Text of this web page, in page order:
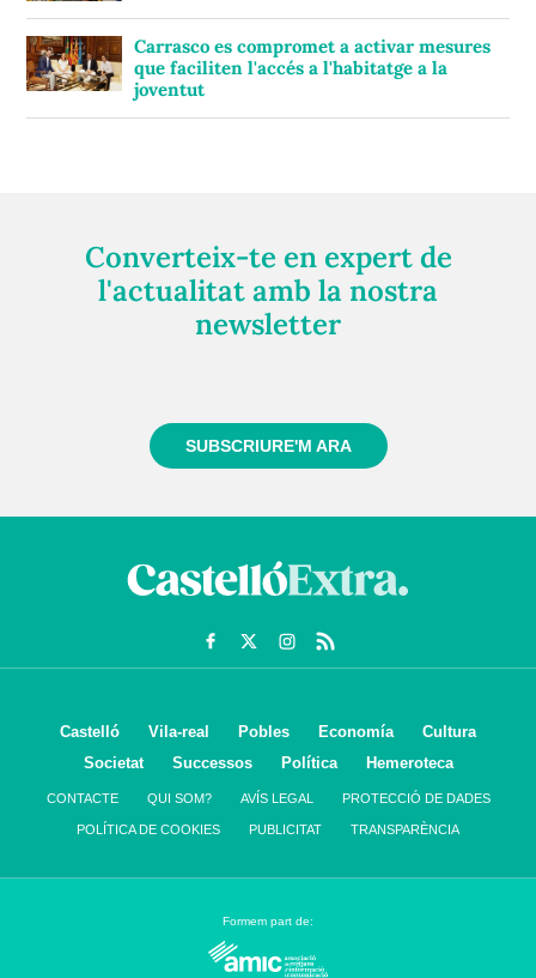
Carrasco es compromet a activar mesures
que faciliten l'accés a l'habitatge a la
joventut
Converteix-te en expert de
l'actualitat amb la nostra
newsletter
SUBSCRIURE'M ARA
Castelló Vila-real Pobles Economía
Cultura
Societat
Successos Política Hemeroteca
CONTACTE QUI SOM? AVÍS LEGAL PROTECCIÓ DE DADES
POLÍTICA DE COOKIES PUBLICITAT TRANSPARÈNCIA
Formem part de: